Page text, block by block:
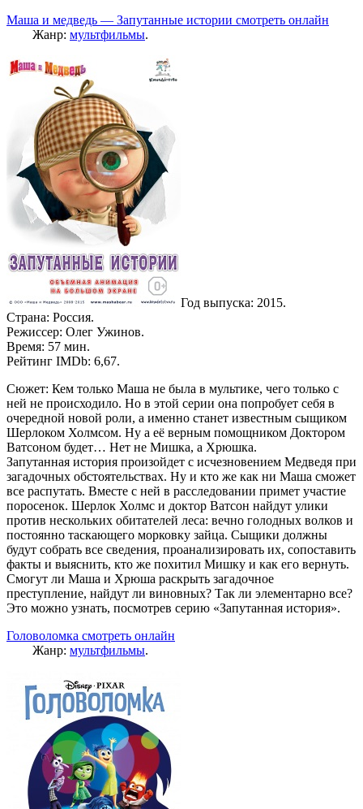
Маша и медведь — Запутанные истории смотреть онлайн
Жанр: мультфильмы.
Год выпуска: 2015.
Страна: Россия.
Режиссер: Олег Ужинов.
Время: 57 мин.
Рейтинг IMDb: 6,67.
Сюжет: Кем только Маша не была в мультике, чего только с
ней не происходило. Но в этой серии она попробует себя в
очередной новой роли, а именно станет известным сыщиком
Шерлоком Холмсом. Ну а её верным помощником Доктором
Ватсоном будет… Нет не Мишка, а Хрюшка.
Запутанная история произойдет с исчезновением Медведя при
загадочных обстоятельствах. Ну и кто же как ни Маша сможет
все распутать. Вместе с ней в расследовании примет участие
поросенок. Шерлок Холмс и доктор Ватсон найдут улики
против нескольких обитателей леса: вечно голодных волков и
постоянно таскающего морковку зайца. Сыщики должны
будут собрать все сведения, проанализировать их, сопоставить
факты и выяснить, кто же похитил Мишку и как его вернуть.
Смогут ли Маша и Хрюша раскрыть загадочное
преступление, найдут ли виновных? Так ли элементарно все?
Это можно узнать, посмотрев серию «Запутанная история».
Головоломка смотреть онлайн
Жанр: мультфильмы.